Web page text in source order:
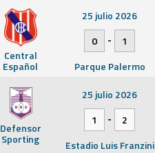
Central
Español
25 julio 2026
0
-
1
Parque Palermo
Defensor
Sporting
25 julio 2026
1
-
2
Estadio Luis Franzini